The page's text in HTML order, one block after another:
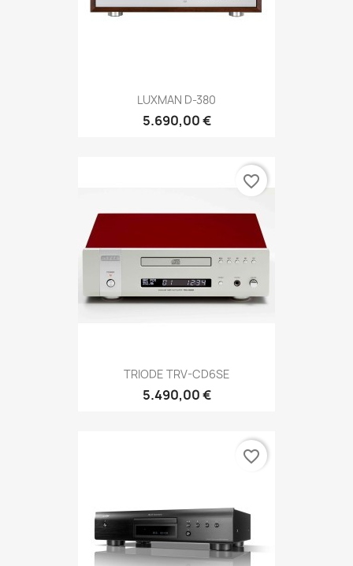
LUXMAN D-380
5.690,00 €
TRIODE TRV-CD6SE
5.490,00 €
favorite_border
favorite_border